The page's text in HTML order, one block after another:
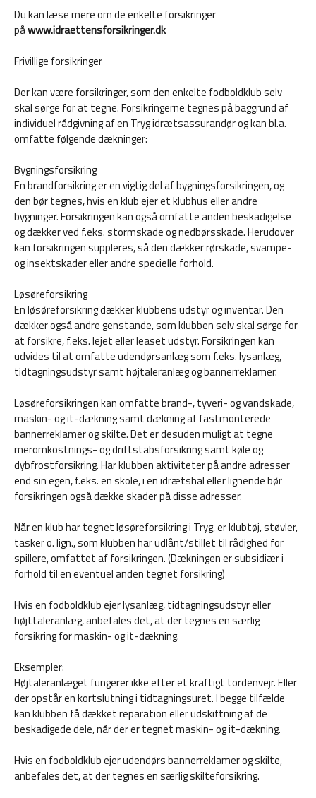
Du kan læse mere om de enkelte forsikringer
påwww.idraettensforsikringer.dk
Frivillige forsikringer
Der kan være forsikringer, som den enkelte fodboldklub selv
skal sørge for at tegne. Forsikringerne tegnes på baggrund af
individuel rådgivning af en Tryg idrætsassurandør og kan bl.a.
omfatte følgende dækninger:
Bygningsforsikring
En brandforsikring er en vigtig del af bygningsforsikringen, og
den bør tegnes, hvis en klub ejer et klubhus eller andre
bygninger. Forsikringen kan også omfatte anden beskadigelse
og dækker ved f.eks. stormskade og nedbørsskade. Herudover
kan forsikringen suppleres, så den dækker rørskade, svampe-
og insektskader eller andre specielle forhold.
Løsøreforsikring
En løsøreforsikring dækker klubbens udstyr og inventar. Den
dækker også andre genstande, som klubben selv skal sørge for
at forsikre, f.eks. lejet eller leaset udstyr. Forsikringen kan
udvides til at omfatte udendørsanlæg som f.eks. lysanlæg,
tidtagningsudstyr samt højtaleranlæg og bannerreklamer.
Løsøreforsikringen kan omfatte brand-, tyveri- og vandskade,
maskin- og it-dækning samt dækning af fastmonterede
bannerreklamer og skilte. Det er desuden muligt at tegne
meromkostnings- og driftstabsforsikring samt køle og
dybfrostforsikring. Har klubben aktiviteter på andre adresser
end sin egen, f.eks. en skole, i en idrætshal eller lignende bør
forsikringen også dække skader på disse adresser.
Når en klub har tegnet løsøreforsikring i Tryg, er klubtøj, støvler,
tasker o. lign., som klubben har udlånt/stillet til rådighed for
spillere, omfattet af forsikringen. (Dækningen er subsidiær i
forhold til en eventuel anden tegnet forsikring)
Hvis en fodboldklub ejer lysanlæg, tidtagningsudstyr eller
højttaleranlæg, anbefales det, at der tegnes en særlig
forsikring for maskin- og it-dækning.
Eksempler:
Højtaleranlæget fungerer ikke efter et kraftigt tordenvejr. Eller
der opstår en kortslutning i tidtagningsuret. I begge tilfælde
kan klubben få dækket reparation eller udskiftning af de
beskadigede dele, når der er tegnet maskin- og it-dækning.
Hvis en fodboldklub ejer udendørs bannerreklamer og skilte,
anbefales det, at der tegnes en særlig skilteforsikring.